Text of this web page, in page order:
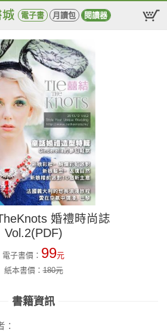
電子書 月讀包 閱讀器
婚禮時尚誌
Vol.2(PDF)
電子書價： 99元
紙本書價：180元
書籍資訊
：